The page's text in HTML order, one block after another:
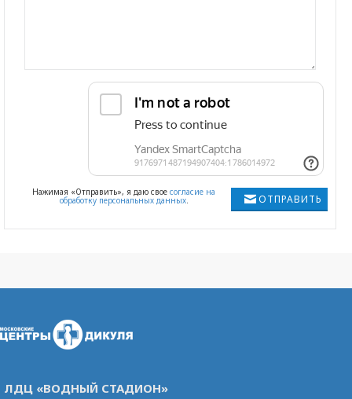
ОТПРАВИТЬ
Нажимая «Отправить», я даю свое согласие на
обработку персональных данных.
ЛДЦ «ВОДНЫЙ СТАДИОН»